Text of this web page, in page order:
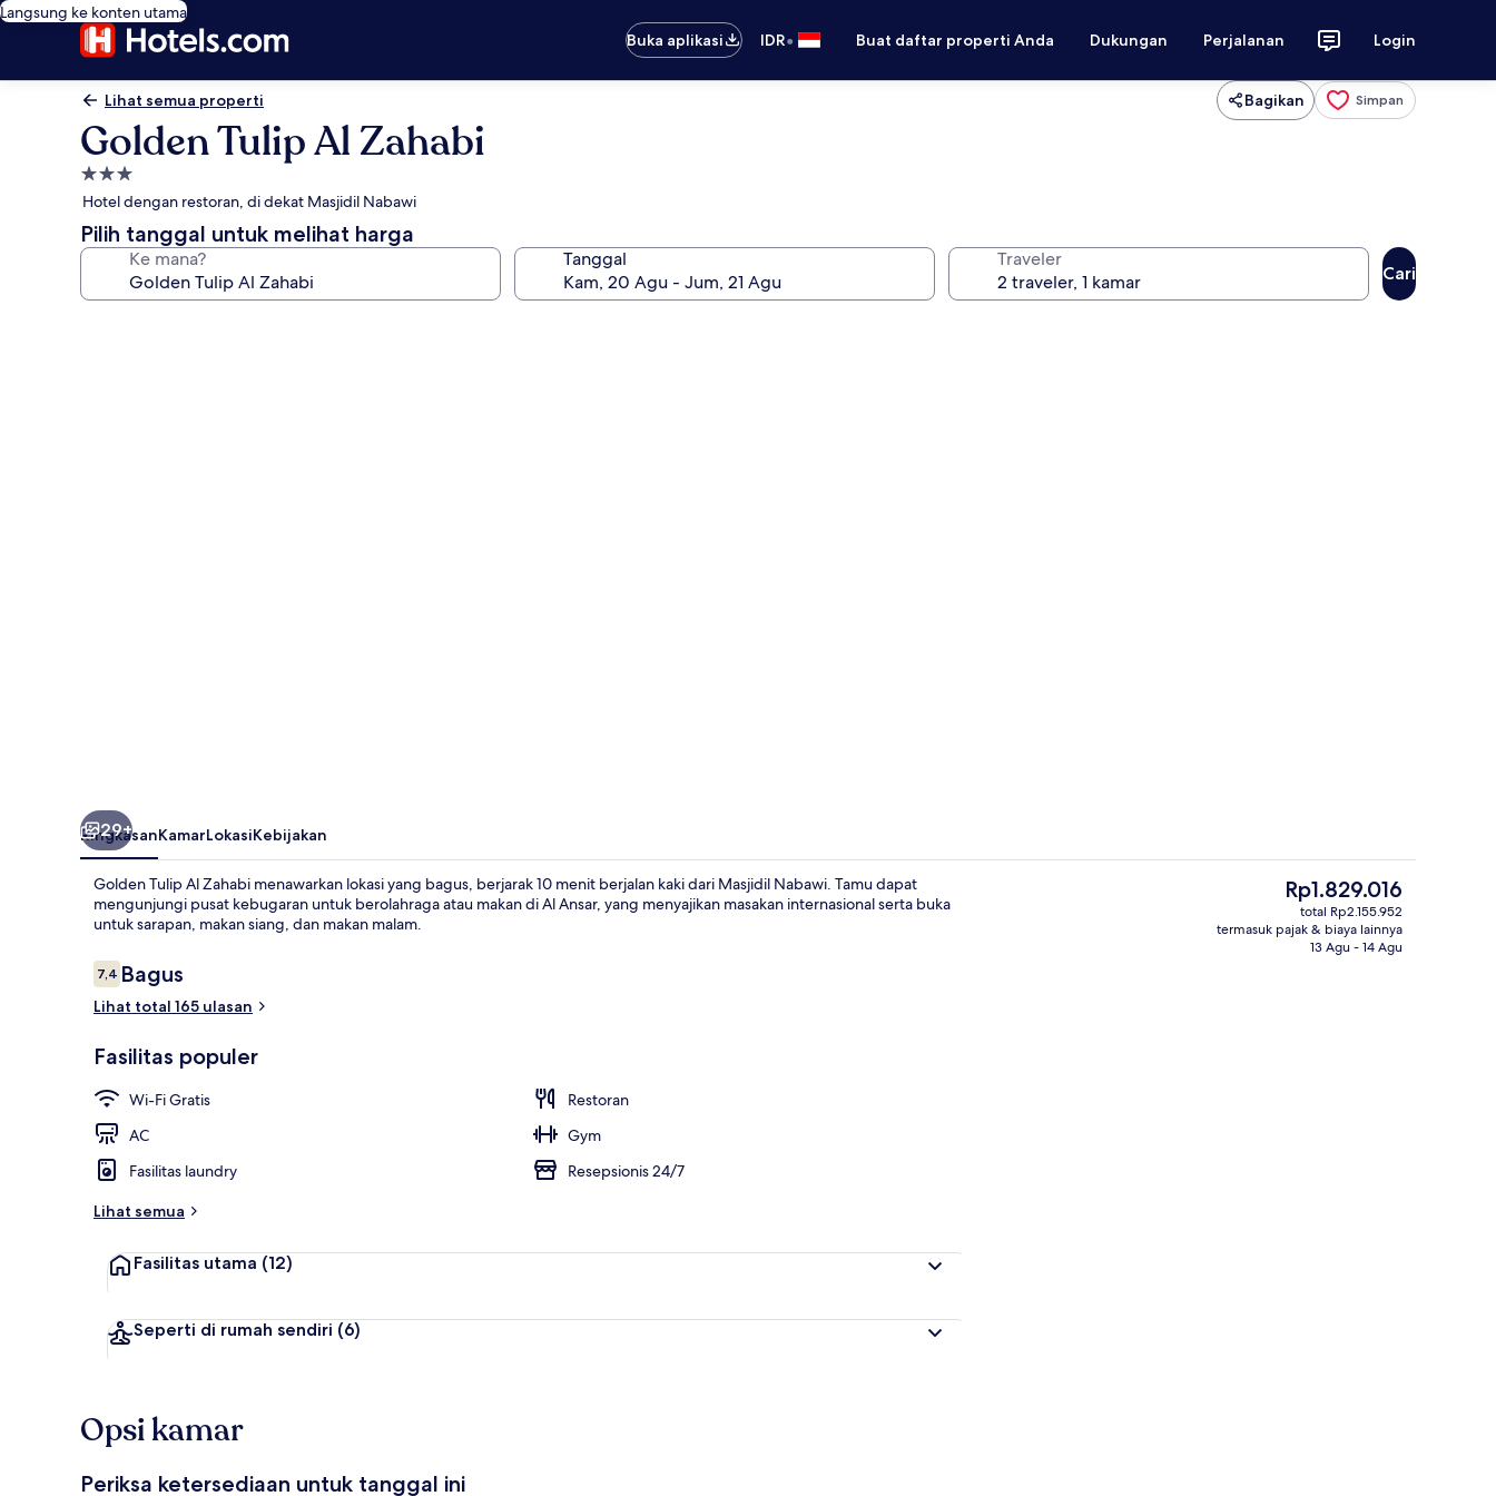
Langsung ke konten utama
Buka aplikasi
IDR• Buat daftar properti Anda Dukungan Perjalanan Login
Lihat semua properti Bagikan Simpan
Golden Tulip Al Zahabi
Properti
bintang
3.0
Hotel dengan restoran, di dekat Masjidil Nabawi
Pilih tanggal untuk melihat harga
Ke mana? Tanggal Traveler
Cari
29+
RingkasanKamarLokasiKebijakan
Golden Tulip Al Zahabi menawarkan lokasi yang bagus, berjarak 10 menit berjalan kaki dari Masjidil Nabawi. Tamu dapat
mengunjungi pusat kebugaran untuk berolahraga atau makan di Al Ansar, yang menyajikan masakan internasional serta buka
untuk sarapan, makan siang, dan makan malam.
Ulasan
7,47,4 dari 10
Bagus
Lihat total 165 ulasan
Fasilitas populer
Wi-Fi Gratis
Restoran
AC
Gym
Fasilitas laundry
Resepsionis 24/7
Lihat semua
Fasilitas utama (12)
Seperti di rumah sendiri (6)
Harga
saat
ini
Rp1.829.016
Rp1.829.016
total Rp2.155.952
termasuk pajak & biaya lainnya
13 Agu - 14 Agu
Opsi kamar
Periksa ketersediaan untuk tanggal ini